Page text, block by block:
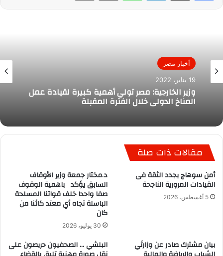
أخبار مصر
19 يناير، 2022
وزير الخارجية: مصر تولي أهمية كبيرة لقيادة عمل
المناخ الدولي خلال الفترة المقبلة
مقالات ذات صلة
أمن سوهاج يجدد الثقة فى
القيادات المرورية الناجحة
5 أغسطس، 2026
د.مختار جمعة وزير الأوقاف
السابق يؤكد باهمية الوقوف
صفا واحدا خلف قواتنا المسلحة
الباسلة تجاه أي معتد كائنا من
كان
30 يوليو، 2026
بيان مشترك صادر عن وزارتَي البلشي … الصحفيون حريصون على